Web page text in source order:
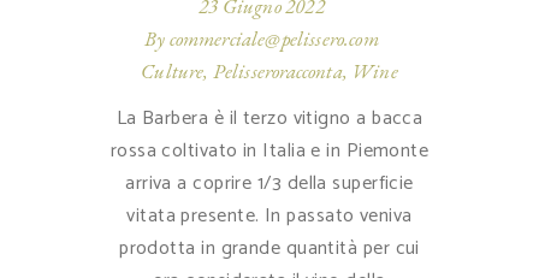
23 Giugno 2022
Bycommerciale@pelissero.com
Culture, Pelisseroracconta, Wine
La Barbera è il terzo vitigno a bacca
rossa coltivato in Italia e in Piemonte
arriva a coprire 1/3 della superficie
vitata presente. In passato veniva
prodotta in grande quantità per cui